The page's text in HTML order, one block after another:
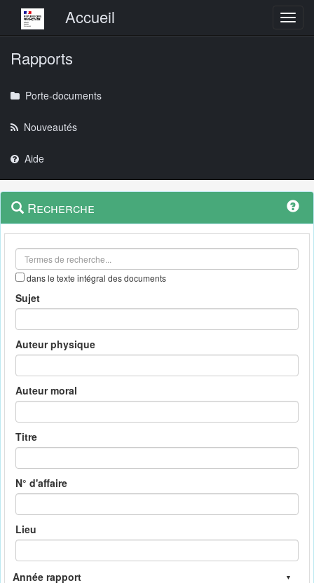
Menu principalAccueil
Rapports
Porte-documents
Nouveautés
Aide
Navigation
outils
Menu
contextuel
Recherche
dans le texte intégral des documents
Sujet
Auteur physique
Auteur moral
Titre
N° d'affaire
Lieu